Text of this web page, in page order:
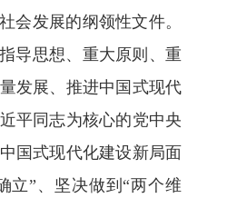
会发展的纲领性文件。
导思想、重大原则、重
发展、推进中国式现代
平同志为核心的党中央
国式现代化建设新局面
立”、坚决做到“两个维